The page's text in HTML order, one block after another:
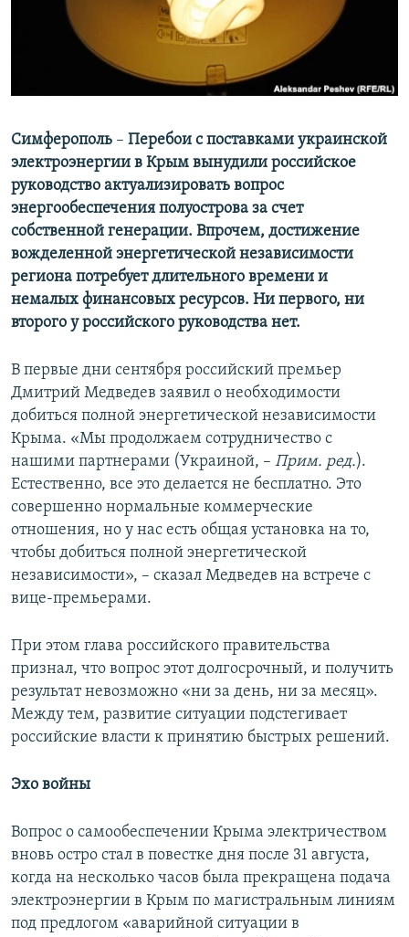
ПОБЕДИТЕЛЕЙ НЕ СУДЯТ?
КРЫМ.НЕПОКОРЕННЫЙ
ПРИСОЕДИНЯЙТЕСЬ!
Все сайты RFE/RL
Симферополь – Перебои с поставками украинской
электроэнергии в Крым вынудили российское
руководство актуализировать вопрос
энергообеспечения полуострова за счет
собственной генерации. Впрочем, достижение
вожделенной энергетической независимости
региона потребует длительного времени и
немалых финансовых ресурсов. Ни первого, ни
второго у российского руководства нет.
В первые дни сентября российский премьер
Дмитрий Медведев заявил о необходимости
добиться полной энергетической независимости
Крыма. «Мы продолжаем сотрудничество с
нашими партнерами (Украиной, – Прим. ред.).
Естественно, все это делается не бесплатно. Это
совершенно нормальные коммерческие
отношения, но у нас есть общая установка на то,
чтобы добиться полной энергетической
независимости», – сказал Медведев на встрече с
вице-премьерами.
При этом глава российского правительства
признал, что вопрос этот долгосрочный, и получить
результат невозможно «ни за день, ни за месяц».
Между тем, развитие ситуации подстегивает
российские власти к принятию быстрых решений.
Эхо войны
Вопрос о самообеспечении Крыма электричеством
вновь остро стал в повестке дня после 31 августа,
когда на несколько часов была прекращена подача
электроэнергии в Крым по магистральным линиям
под предлогом «аварийной ситуации в